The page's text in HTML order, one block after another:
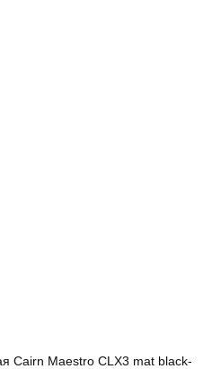
Cairn Maestro CLX3 mat black-